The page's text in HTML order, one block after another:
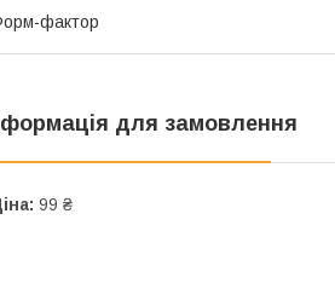
фактор
для замовлення
99 ₴